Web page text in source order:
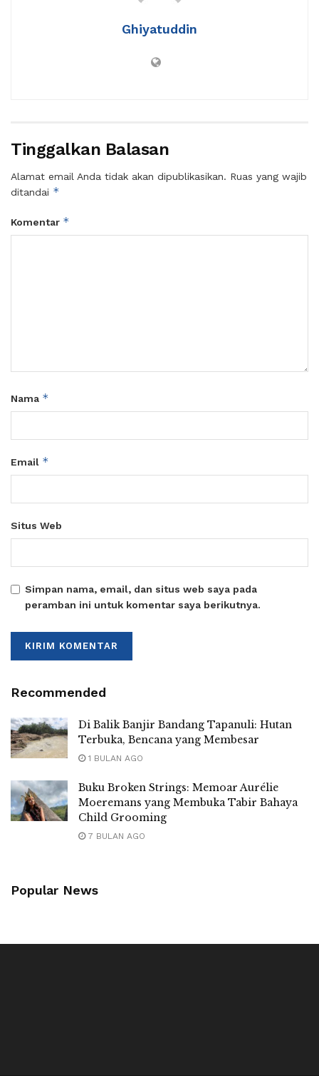
Ghiyatuddin
Tinggalkan Balasan
Alamat email Anda tidak akan dipublikasikan. Ruas yang wajib
ditandai *
Komentar *
Nama *
Email *
Situs Web
Simpan nama, email, dan situs web saya pada
peramban ini untuk komentar saya berikutnya.
Recommended
Di Balik Banjir Bandang Tapanuli: Hutan
Terbuka, Bencana yang Membesar
1 BULAN AGO
Buku Broken Strings: Memoar Aurélie
Moeremans yang Membuka Tabir Bahaya
Child Grooming
7 BULAN AGO
Popular News